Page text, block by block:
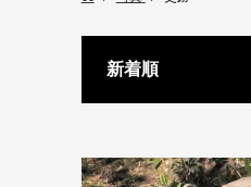
新着順